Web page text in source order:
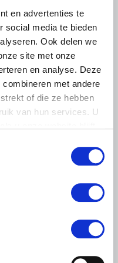
en advertenties te
social media te bieden
Ook delen we
site met onze
en analyse. Deze
met andere
of die ze hebben
van hun services. U